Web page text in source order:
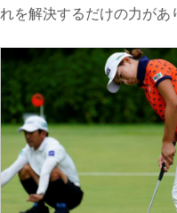
れを解決するだけの力があ